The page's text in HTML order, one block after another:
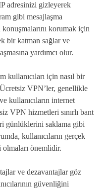
adresinizi gizleyerek
gibi mesajlaşma
konuşmalarını korumak için
bir katman sağlar ve
yardımcı olur.
kullanıcıları için nasıl bir
VPN’ler, genellikle
kullanıcıların internet
VPN hizmetleri sınırlı bant
günlüklerini saklama gibi
kullanıcıların gerçek
önemlidir.
ve dezavantajlar göz
güvenliğini